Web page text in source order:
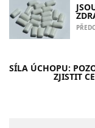
SÍLA ÚCHOPU:
ZJISTIT